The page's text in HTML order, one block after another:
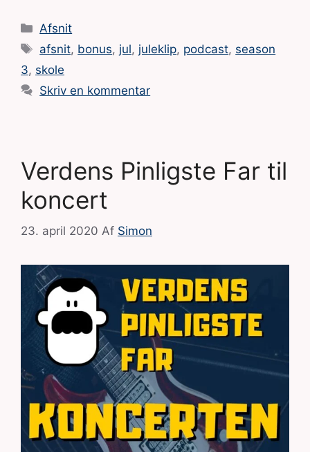
Kategorier
Afsnit
Tags
afsnit, bonus, jul, juleklip, podcast, season
3, skole
Skriv en kommentar
Verdens Pinligste Far til
koncert
23. april 2020 Af Simon